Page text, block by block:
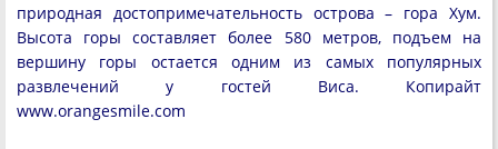
природная достопримечательность острова – гора Хум.
Высота горы составляет более 580 метров, подъем на
вершину горы остается одним из самых популярных
развлечений у гостей Виса. Копирайт
www.orangesmile.com